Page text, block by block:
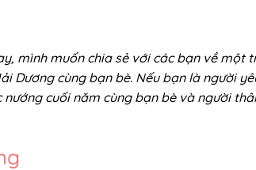
mình muốn chia sẻ với các bạn về một
Dương cùng bạn bè. Nếu bạn là người
cuối năm cùng bạn bè và người